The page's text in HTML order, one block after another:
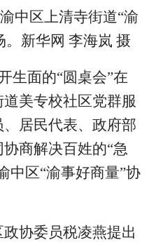
中区上清寺街道“渝
。新华网 李海岚 摄
生面的“圆桌会”在
美专校社区党群服
居民代表、政府部
商解决百姓的“急
中区“渝事好商量”协
协委员税凌燕提出